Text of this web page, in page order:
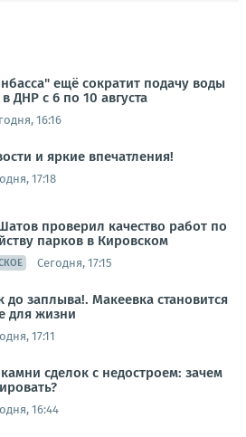
ещё сократит подачу воды
ДНР с 6 по 10 августа
16:16
и яркие впечатления!
17:18
проверил качество работ по
парков в Кировском
Сегодня, 17:15
до заплыва!. Макеевка становится
для жизни
17:11
сделок с недостроем: зачем
16:44